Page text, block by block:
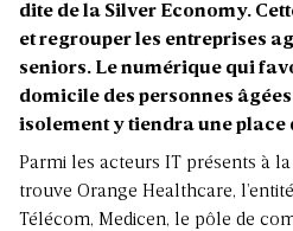
dite de la Silver Economy.
et regrouper les entreprises
seniors. Le numérique qui
domicile des personnes
isolement y tiendra une place
Parmi les acteurs IT présents à
trouve Orange Healthcare,
Télécom, Medicen, le pôle de